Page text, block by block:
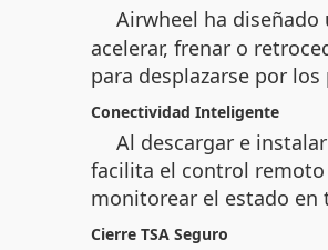
Airwheel ha diseñado
acelerar, frenar o
para desplazarse por
Conectividad Inteligente
Al descargar e
facilita el control remoto
monitorear el estado en
Cierre TSA Seguro